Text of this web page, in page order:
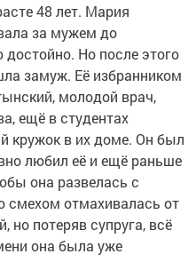
48 лет. Мария
за мужем до
достойно. Но после этого
замуж. Её избранником
молодой врач,
ещё в студентах
кружок в их доме. Он был
любил её и ещё раньше
она развелась с
смехом отмахивалась от
но потеряв супруга, всё
она была уже